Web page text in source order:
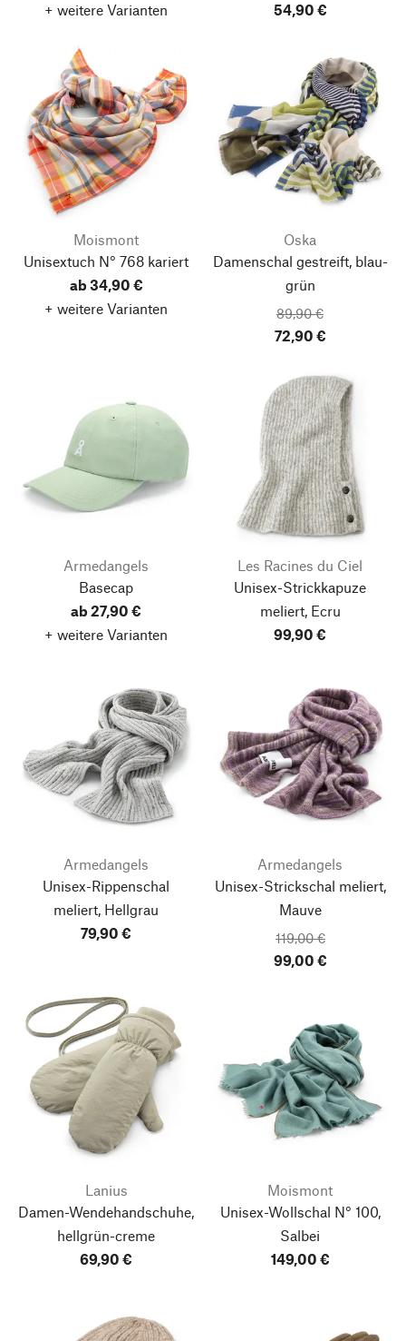
+ weitere Varianten
54,90 €
Moismont
Unisextuch N° 768 kariert
ab 34,90 €
+ weitere Varianten
Oska
Damenschal gestreift, blau-
grün
89,90 €
72,90 €
Armedangels
Basecap
ab 27,90 €
+ weitere Varianten
Les Racines du Ciel
Unisex-Strickkapuze
meliert, Ecru
99,90 €
Armedangels
Unisex-Rippenschal
meliert, Hellgrau
79,90 €
Armedangels
Unisex-Strickschal meliert,
Mauve
119,00 €
99,00 €
Lanius
Damen-Wendehandschuhe,
hellgrün-creme
69,90 €
Moismont
Unisex-Wollschal N° 100,
Salbei
149,00 €